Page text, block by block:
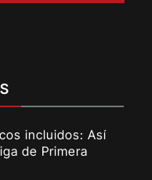
incluidos: Así
de Primera